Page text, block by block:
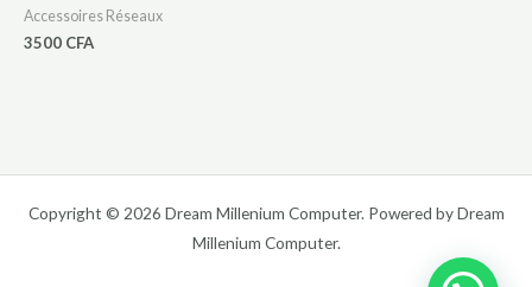
Accessoires Réseaux
3500 CFA
Copyright © 2026 Dream Millenium Computer. Powered by Dream
Millenium Computer.